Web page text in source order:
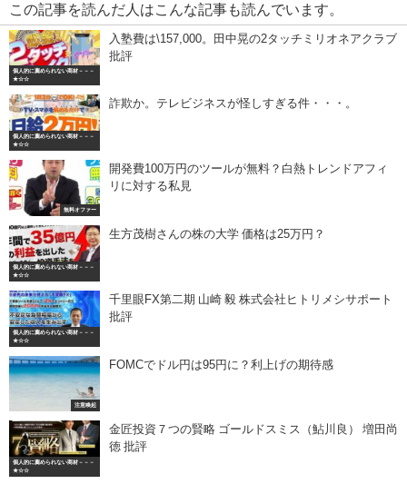
この記事を読んだ人はこんな記事も読んでいます。
個人的に薦められない商材－－－
★☆☆
入塾費は\157,000。田中晃の2タッチミリオネアクラブ
批評
個人的に薦められない商材－－－
★☆☆
詐欺か。テレビジネスが怪しすぎる件・・・。
無料オファー
開発費100万円のツールが無料？白熱トレンドアフィ
リに対する私見
個人的に薦められない商材－－－
★☆☆
生方茂樹さんの株の大学 価格は25万円？
個人的に薦められない商材－－－
★☆☆
千里眼FX第二期 山崎 毅 株式会社ヒトリメシサポート
批評
注意喚起
FOMCでドル円は95円に？利上げの期待感
個人的に薦められない商材－－－
★☆☆
金匠投資７つの賢略 ゴールドスミス（鮎川良） 増田尚
徳 批評